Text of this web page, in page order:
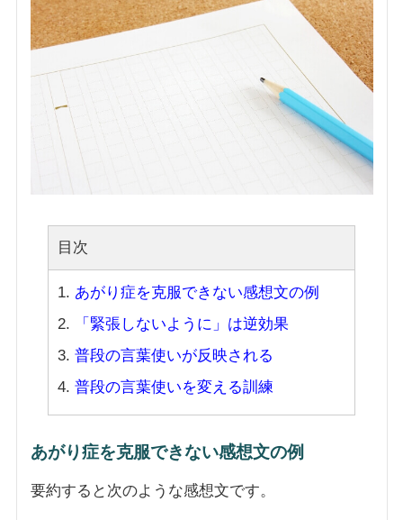
目次
あがり症を克服できない感想文の例
「緊張しないように」は逆効果
普段の言葉使いが反映される
普段の言葉使いを変える訓練
あがり症を克服できない感想文の例
要約すると次のような感想文です。